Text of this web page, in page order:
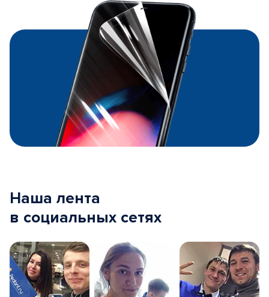
Наша лента
в социальных сетях